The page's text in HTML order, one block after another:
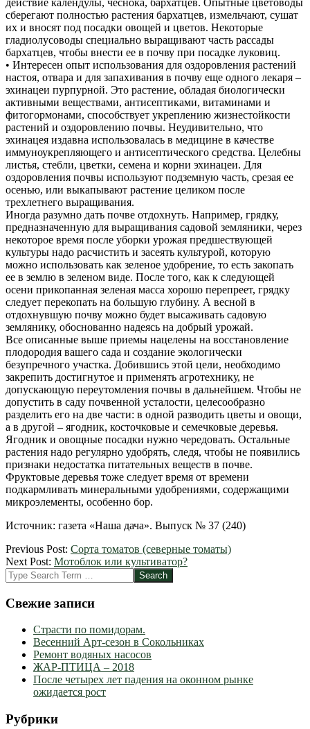
сберегают полностью растения бархатцев, измельчают, сушат
их и вносят под посадки овощей и цветов. Некоторые
гладиолусоводы специально выращивают часть рассады
бархатцев, чтобы внести ее в почву при посадке луковиц.
• Интересен опыт использования для оздоровления растений
настоя, отвара и для запахивания в почву еще одного лекаря –
эхинацеи пурпурной. Это растение, обладая биологически
активными веществами, антисептиками, витаминами и
фитогормонами, способствует укреплению жизнестойкости
растений и оздоровлению почвы. Неудивительно, что
эхинацея издавна использовалась в медицине в качестве
иммуноукрепляющего и антисептического средства. Целебны
листья, стебли, цветки, семена и корни эхинацеи. Для
оздоровления почвы используют подземную часть, срезая ее
осенью, или выкапывают растение целиком после
трехлетнего выращивания.
Иногда разумно дать почве отдохнуть. Например, грядку,
предназначенную для выращивания садовой земляники, через
некоторое время после уборки урожая предшествующей
культуры надо расчистить и засеять культурой, которую
можно использовать как зеленое удобрение, то есть закопать
ее в землю в зеленом виде. После того, как к следующей
осени прикопанная зеленая масса хорошо перепреет, грядку
следует перекопать на большую глубину. А весной в
отдохнувшую почву можно будет высаживать садовую
землянику, обоснованно надеясь на добрый урожай.
Все описанные выше приемы нацелены на восстановление
плодородия вашего сада и создание экологически
безупречного участка. Добившись этой цели, необходимо
закрепить достигнутое и применять агротехнику, не
допускающую переутомления почвы в дальнейшем. Чтобы не
допустить в саду почвенной усталости, целесообразно
разделить его на две части: в одной разводить цветы и овощи,
а в другой – ягодник, косточковые и семечковые деревья.
Ягодник и овощные посадки нужно чередовать. Остальные
растения надо регулярно удобрять, следя, чтобы не появились
признаки недостатка питательных веществ в почве.
Фруктовые деревья тоже следует время от времени
подкармливать минеральными удобрениями, содержащими
микроэлементы, особенно бор.
Источник: газета «Наша дача». Выпуск № 37 (240)
2012-
03-
25
Previous Post: Cорта томатов (северные томаты)
Next Post: Мотоблок или культиватор?
Search
Свежие записи
Страсти по помидорам.
Весенний Арт-сезон в Сокольниках
Ремонт водяных насосов
ЖАР-ПТИЦА – 2018
После четырех лет падения на оконном рынке
ожидается рост
Рубрики